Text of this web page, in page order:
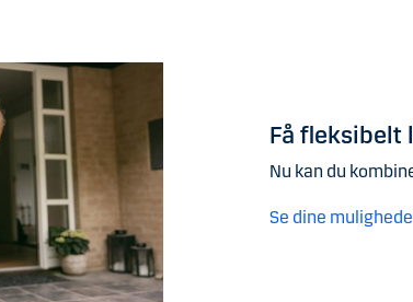
Få fleksibelt
Nu kan du
Se dine